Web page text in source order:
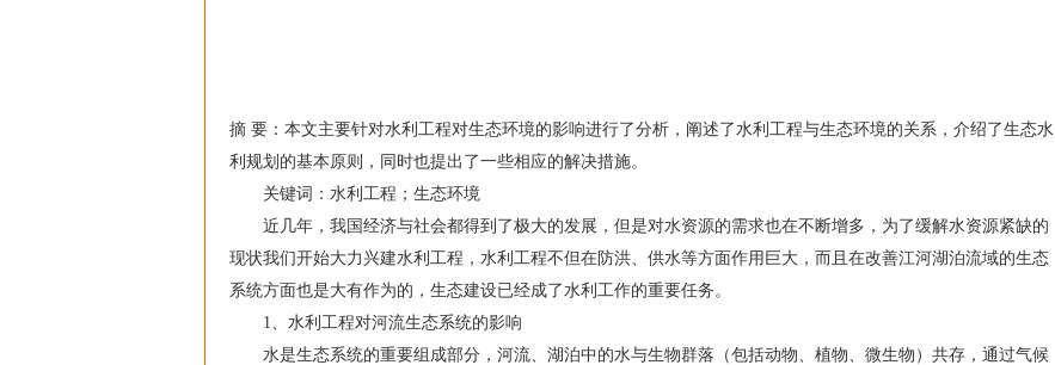
摘 要：本文主要针对水利工程对生态环境的影响进行了分析，阐述了水利工程与生态环境的关系，介绍了生态水
利规划的基本原则，同时也提出了一些相应的解决措施。
关键词：水利工程；生态环境
近几年，我国经济与社会都得到了极大的发展，但是对水资源的需求也在不断增多，为了缓解水资源紧缺的
现状我们开始大力兴建水利工程，水利工程不但在防洪、供水等方面作用巨大，而且在改善江河湖泊流域的生态
系统方面也是大有作为的，生态建设已经成了水利工作的重要任务。
1、水利工程对河流生态系统的影响
水是生态系统的重要组成部分，河流、湖泊中的水与生物群落（包括动物、植物、微生物）共存，通过气候